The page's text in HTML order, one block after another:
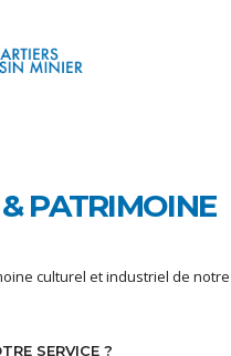
PATRIMOINE
culturel et industriel de
SERVICE ?